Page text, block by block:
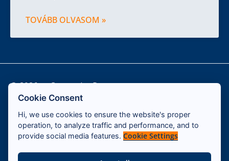
TOVÁBB OLVASOM »
© 2026 — Cassandra Program
Kapcsolat
Impresszum
ÁSZF
Cookie Consent
Hi, we use cookies to ensure the website's proper
operation, to analyze traffic and performance, and to
provide social media features.Cookie Settings